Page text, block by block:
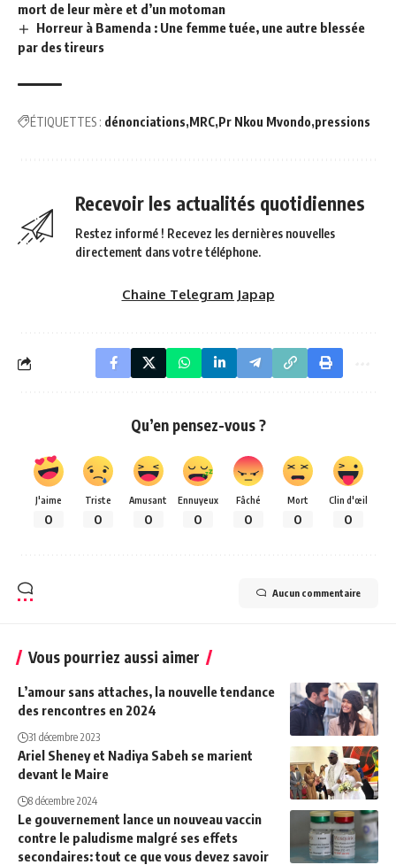
mort de leur mère et d’un motoman
Horreur à Bamenda : Une femme tuée, une autre blessée
par des tireurs
ÉTIQUETTES : dénonciations MRC Pr Nkou Mvondo pressions
Recevoir les actualités quotidiennes
Restez informé ! Recevez les dernières nouvelles
directement dans votre téléphone.
Chaine Telegram Japap
Qu’en pensez-vous ?
J'aime
0
Triste
0
Amusant
0
Ennuyeux
0
Fâché
0
Mort
0
Clin d'œil
0
Aucun commentaire
Vous pourriez aussi aimer
L’amour sans attaches, la nouvelle tendance
des rencontres en 2024
31 décembre 2023
Ariel Sheney et Nadiya Sabeh se marient
devant le Maire
8 décembre 2024
Le gouvernement lance un nouveau vaccin
contre le paludisme malgré ses effets
secondaires: tout ce que vous devez savoir